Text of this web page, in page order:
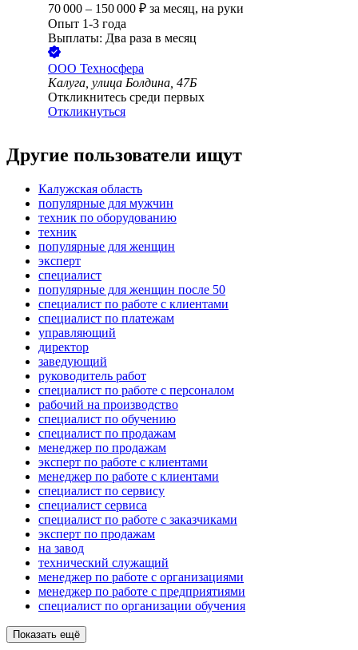
70 000 – 150 000 ₽ за месяц, на руки
Опыт 1-3 года
Выплаты: Два раза в месяц
ООО Техносфера
Калуга, улица Болдина, 47Б
Откликнитесь среди первых
Откликнуться
Другие пользователи ищут
Калужская область
популярные для мужчин
техник по оборудованию
техник
популярные для женщин
эксперт
специалист
популярные для женщин после 50
специалист по работе с клиентами
специалист по платежам
управляющий
директор
заведующий
руководитель работ
специалист по работе с персоналом
рабочий на производство
специалист по обучению
специалист по продажам
менеджер по продажам
эксперт по работе с клиентами
менеджер по работе с клиентами
специалист по сервису
специалист сервиса
специалист по работе с заказчиками
эксперт по продажам
на завод
технический служащий
менеджер по работе с организациями
менеджер по работе с предприятиями
специалист по организации обучения
Показать ещё